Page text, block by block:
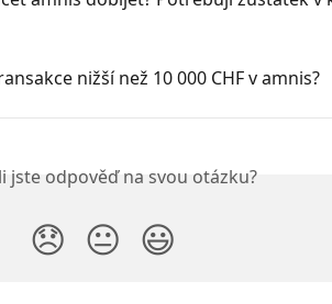
nižší než 10 000 CHF v amnis?
jste odpověď na svou otázku?
😞 😐 😃